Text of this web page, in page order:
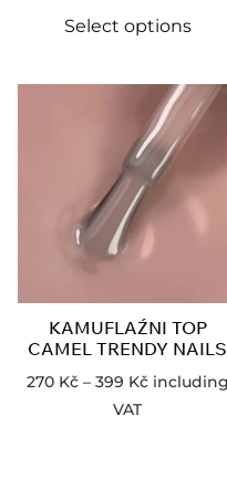
Select options
KAMUFLAŹNI TOP
CAMEL TRENDY NAILS
270 Kč – 399 Kč including
VAT